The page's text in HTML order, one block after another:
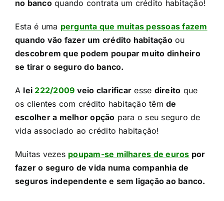
no bancoquando contrata um crédito habitação!​
Esta é uma pergunta que muitas pessoas fazem
quando vão fazer um crédito habitaçãoou
descobrem que podem poupar muito dinheiro
se tirar o seguro do banco.
A lei 222/2009 veio clarificar esse direito que
os clientes com crédito habitação têmde
escolher a melhor opção para o seu seguro de
vida associado ao crédito habitação!​
Muitas vezes poupam-se milhares de euros por
fazer o seguro de vida numa companhia de
seguros independente e sem ligação ao banco.